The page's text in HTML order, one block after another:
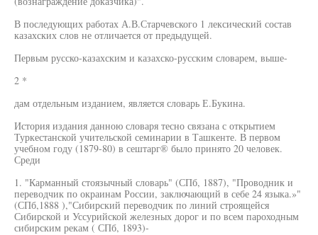
В последующих работах А.В.Старчевского 1 лексический состав
казахских слов не отличается от предыдущей.
Первым русско-казахским и казахско-русским словарем, выше-
2 *
дам отдельным изданием, является словарь Е.Букина.
История издания данною словаря тесно связана с открытием
Туркестанской учительской семинарии в Ташкенте. В первом
учебном году (1879-80) в сештарг® было принято 20 человек.
Среди
1. "Карманный стоязычный словарь" (СПб, 1887), "Проводник и
переводчик по окраинам России, заключающий в себе 24 языка.»"
(СПб,1888 ),"Сибирский переводчик по линий строящейся
Сибирской и Уссурийской железных дорог и по всем пароходным
сибирским рекам ( СПб, 1893)-